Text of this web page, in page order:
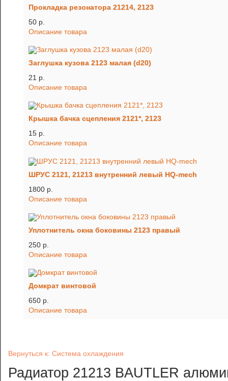
Прокладка резонатора 21214, 2123
50 p.
Описание товара
Заглушка кузова 2123 малая (d20)
21 p.
Описание товара
Крышка бачка сцепления 2121*, 2123
15 p.
Описание товара
ШРУС 2121, 21213 внутренний левый HQ-mech
1800 p.
Описание товара
Уплотнитель окна боковины 2123 правый
250 p.
Описание товара
Домкрат винтовой
650 p.
Описание товара
Вернуться к: Система охлаждения
Радиатор 21213 BAUTLER